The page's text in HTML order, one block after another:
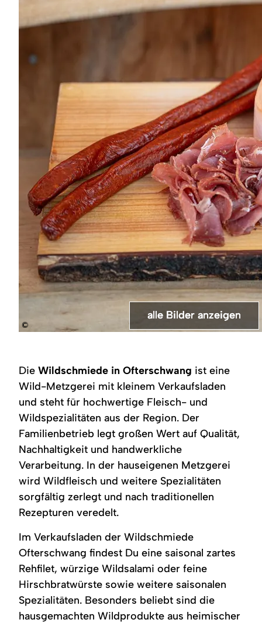
©
im
Wald,
Vogelperspektive,
Outdoor-
Aktivität.
alle Bilder anzeigen
Wildschmiede,
ovales
Schild
Haus-
Symbol
und
Schriftzug
alle Bilder anzeigen
Wildschmiede,
Verkaufstheke
mit
Logo
an
der
Wand.
alle Bilder anzeigen
Arbeit,
schneidet
Wildfleisch
einem
Kühlraum
zu
alle Bilder anzeigen
auf
Stangen
in
Räucherofen
alle Bilder anzeigen
der
Jagd,
beobachtet
Fernglas
im
Wald
alle Bilder anzeigen
Würste
hängen
zum
alle Bilder anzeigen
DieWildschmiede in Ofterschwang ist eine
Wild-Metzgerei mit kleinem Verkaufsladen
und steht für hochwertige Fleisch- und
Wildspezialitäten aus der Region. Der
Familienbetrieb legt großen Wert auf Qualität,
Nachhaltigkeit und handwerkliche
Verarbeitung. In der hauseigenen Metzgerei
wird Wildfleisch und weitere Spezialitäten
sorgfältig zerlegt und nach traditionellen
Rezepturen veredelt.
Im Verkaufsladen der Wildschmiede
Ofterschwang findest Du eine saisonal zartes
Rehfilet, würzige Wildsalami oder feine
Hirschbratwürste sowie weitere saisonalen
Spezialitäten. Besonders beliebt sind die
hausgemachten Wildprodukte aus heimischer